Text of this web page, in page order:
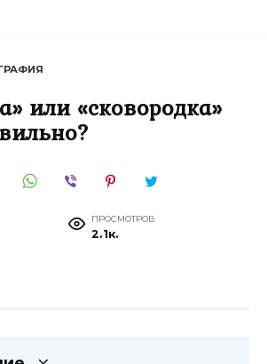
или «сковородка»
ПРОСМОТРОВ
2.1к.